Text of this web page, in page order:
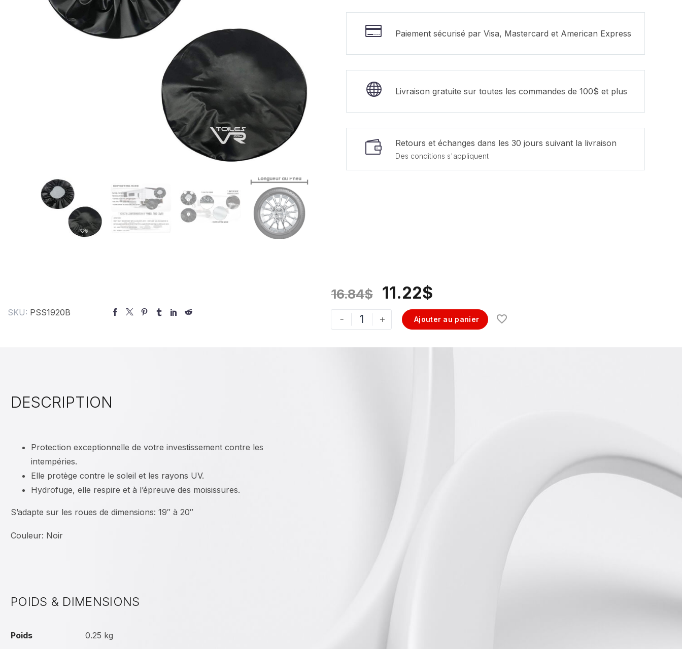
Paiement sécurisé par Visa, Mastercard et American Express
Livraison gratuite sur toutes les commandes de 100$ et plus
Retours et échanges dans les 30 jours suivant la livraison
Des conditions s'appliquent
SKU: PSS1920B
16.84$ 11.22$
- + Ajouter au panier
DESCRIPTION
Protection exceptionnelle de votre investissement contre les
intempéries.
Elle protège contre le soleil et les rayons UV.
Hydrofuge, elle respire et à l’épreuve des moisissures.
S’adapte sur les roues de dimensions: 19″ à 20″
Couleur: Noir
POIDS & DIMENSIONS
Poids
0.25 kg